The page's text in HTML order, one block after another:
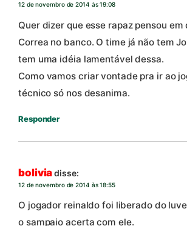
12 de novembro de 2014 às 19:08
Quer dizer que esse rapaz pensou
Correa no banco. O time já não tem
tem uma idéia lamentável dessa.
Como vamos criar vontade pra ir ao
técnico só nos desanima.
Responder
boliviadisse:
12 de novembro de 2014 às 18:55
O jogador reinaldo foi liberado do
o sampaio acerta com ele.